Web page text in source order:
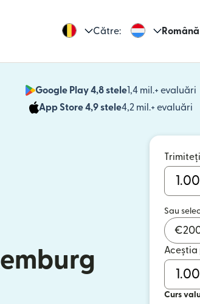
Către: Română
Google Play 4,8 stele1,4 mil.+ evaluări
App Store 4,9 stele4,2 mil.+ evaluări
Trimiteți
Sau
€
Aceștia
Curs